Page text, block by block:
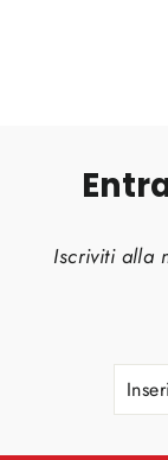
Iscriviti alla